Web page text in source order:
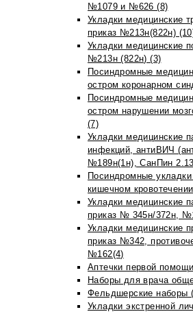
№1079 и №626 (8)
Укладки медицинские
приказ №213н(822н)
Укладки медицинские
№213н (822н) (3)
Посиндромные
остром коронарном
Посиндромные
остром нарушении
(7)
Укладки медицинские
инфекций, антиВИЧ
№189н(1н), СанПин
Посиндромные
кишечном
Укладки медицинские
приказ № 345н/372н,
Укладки медицинские
приказ №342,
№162(4)
Аптечки первой
Наборы для врача
Фельдшерские наборы
Укладки экстренной